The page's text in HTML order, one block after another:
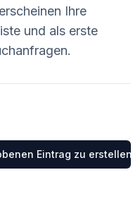
Ihre
und als erste
Eintrag zu erstellen